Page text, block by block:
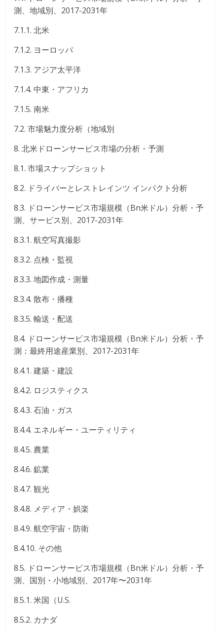
測、地域別、2017-2031年
7.1.1. 北米
7.1.2. ヨーロッパ
7.1.3. アジア太平洋
7.1.4. 中東・アフリカ
7.1.5. 南米
7.2. 市場魅力度分析（地域別
8. 北米ドローンサービス市場の分析・予測
8.1. 市場スナップショット
8.2. ドライバーとレストレインツ インパクト分析
8.3. ドローンサービス市場規模（Bn米ドル）分析・予
測、サービス別、2017-2031年
8.3.1. 航空写真撮影
8.3.2. 点検・監視
8.3.3. 地図作成・測量
8.3.4. 散布・播種
8.3.5. 輸送・配送
8.4. ドローンサービス市場規模（Bn米ドル）分析・予
測：最終用途産業別、2017-2031年
8.4.1. 建築・建設
8.4.2. ロジスティクス
8.4.3. 石油・ガス
8.4.4. エネルギー・ユーティリティ
8.4.5. 農業
8.4.6. 鉱業
8.4.7. 観光
8.4.8. メディア・娯楽
8.4.9. 航空宇宙・防衛
8.4.10. その他
8.5. ドローンサービス市場規模（Bn米ドル）分析・予
測、国別・小地域別、2017年〜2031年
8.5.1. 米国（U.S.
8.5.2. カナダ